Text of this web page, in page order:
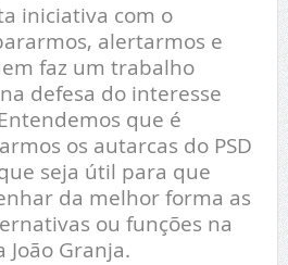
iniciativa com o
alertarmos e
faz um trabalho
defesa do interesse
que é
os autarcas do PSD
seja útil para que
da melhor forma as
ou funções na
João Granja.